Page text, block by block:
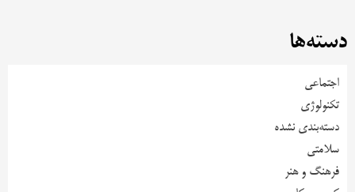
دسته‌ها
اجتماعی
تکنولوژی
دسته‌بندی نشده
سلامتی
فرهنگ و هنر